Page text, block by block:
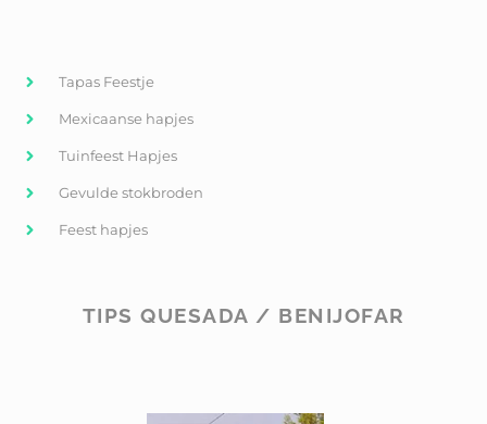
Tapas Feestje
Mexicaanse hapjes
Tuinfeest Hapjes
Gevulde stokbroden
Feest hapjes
TIPS QUESADA / BENIJOFAR